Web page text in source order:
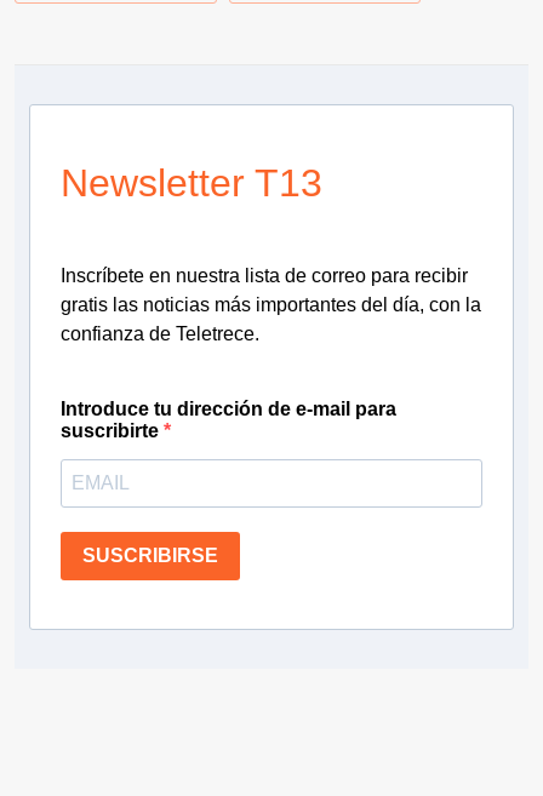
Newsletter T13
Inscríbete en nuestra lista de correo para recibir
gratis las noticias más importantes del día, con la
confianza de Teletrece.
Introduce tu dirección de e-mail para
suscribirte
SUSCRIBIRSE